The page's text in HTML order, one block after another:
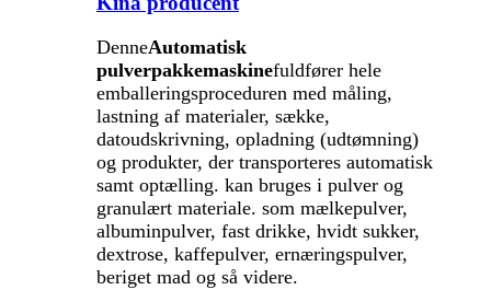
DenneAutomatisk
pulverpakkemaskinefuldfører hele
emballeringsproceduren med måling,
lastning af materialer, sække,
datoudskrivning, opladning (udtømning)
og produkter, der transporteres automatisk
samt optælling. kan bruges i pulver og
granulært materiale. som mælkepulver,
albuminpulver, fast drikke, hvidt sukker,
dextrose, kaffepulver, ernæringspulver,
beriget mad og så videre.